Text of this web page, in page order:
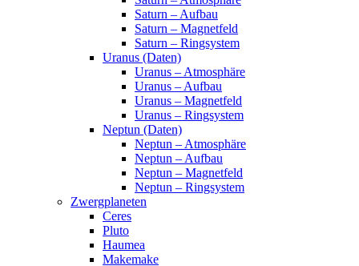
Saturn – Aufbau
Saturn – Magnetfeld
Saturn – Ringsystem
Uranus (Daten)
Uranus – Atmosphäre
Uranus – Aufbau
Uranus – Magnetfeld
Uranus – Ringsystem
Neptun (Daten)
Neptun – Atmosphäre
Neptun – Aufbau
Neptun – Magnetfeld
Neptun – Ringsystem
Zwergplaneten
Ceres
Pluto
Haumea
Makemake